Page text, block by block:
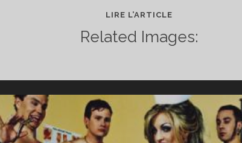
LIRE L’ARTICLE
DE
NADA
SURF
Related Images: